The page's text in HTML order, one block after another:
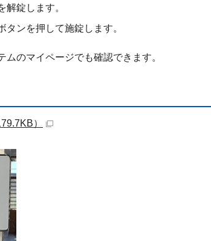
解錠します。
ンを押して施錠します。
のマイページでも確認できます。
）